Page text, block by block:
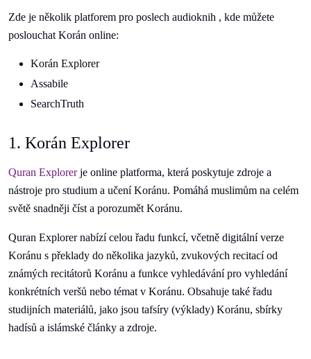
Zde je několik platforem pro poslech audioknih , kde můžete
poslouchat Korán online:
Korán Explorer
Assabile
SearchTruth
1. Korán Explorer
Quran Explorerje online platforma, která poskytuje zdroje a
nástroje pro studium a učení Koránu. Pomáhá muslimům na celém
světě snadněji číst a porozumět Koránu.
Quran Explorer nabízí celou řadu funkcí, včetně digitální verze
Koránu s překlady do několika jazyků, zvukových recitací od
známých recitátorů Koránu a funkce vyhledávání pro vyhledání
konkrétních veršů nebo témat v Koránu. Obsahuje také řadu
studijních materiálů, jako jsou tafsíry (výklady) Koránu, sbírky
hadísů a islámské články a zdroje.